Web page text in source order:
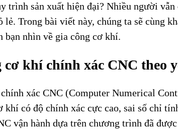
trình sản xuất hiện đại? Nhiều người
Trong bài viết này, chúng ta sẽ cùng
bạn nhìn về gia công cơ khí.
cơ khí chính xác CNC theo
xác CNC (Computer Numerical
khí có độ chính xác cực cao, sai số chỉ
vận hành dựa trên chương trình đã